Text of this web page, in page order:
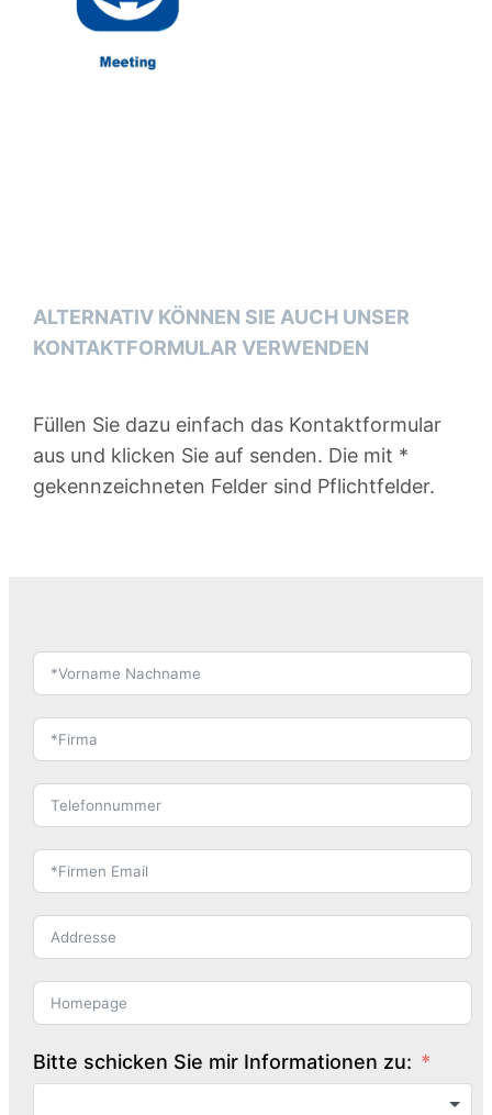
ALTERNATIV KÖNNEN SIE AUCH UNSER
KONTAKTFORMULAR VERWENDEN
Füllen Sie dazu einfach das Kontaktformular
aus und klicken Sie auf senden. Die mit *
gekennzeichneten Felder sind Pflichtfelder.
Bitte schicken Sie mir Informationen zu: